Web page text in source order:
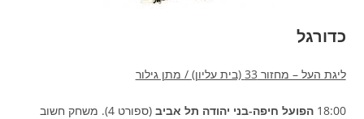
כדורגל
ליגת העל – מחזור 33 (בית עליון) / מתן גילור
18:00 הפועל חיפה-בני יהודה תל אביב
(ספורט 4). משחק חשוב